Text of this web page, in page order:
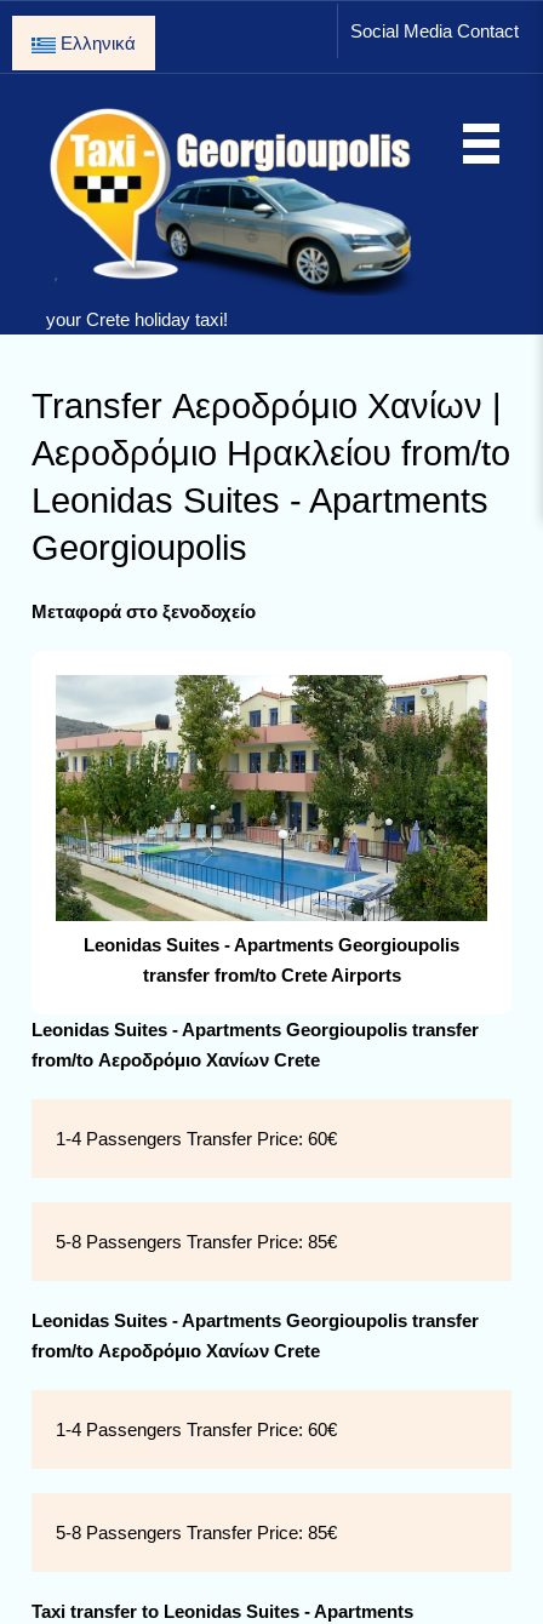
Social Media Contact
Ελληνικά
your Crete holiday taxi!
Transfer Αεροδρόμιο Χανίων |
Αεροδρόμιο Ηρακλείου from/to
Leonidas Suites - Apartments
Georgioupolis
Μεταφορά στο ξενοδοχείο
Leonidas Suites - Apartments Georgioupolis
transfer from/to Crete Airports
Leonidas Suites - Apartments Georgioupolis transfer
from/to Αεροδρόμιο Χανίων Crete
1-4 Passengers Transfer Price:60€
5-8 Passengers Transfer Price:85€
Leonidas Suites - Apartments Georgioupolis transfer
from/to Αεροδρόμιο Χανίων Crete
1-4 Passengers Transfer Price:60€
5-8 Passengers Transfer Price:85€
Taxi transfer to ​Leonidas Suites - Apartments